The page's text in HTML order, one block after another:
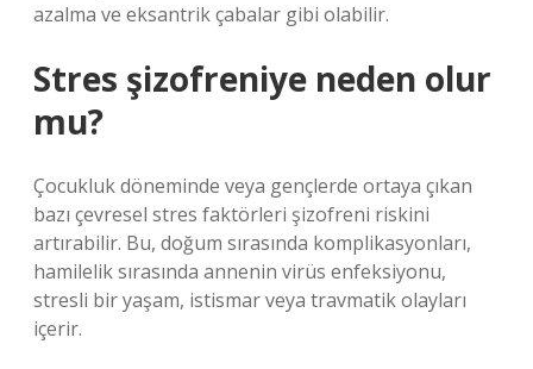
azalma ve eksantrik çabalar gibi olabilir.
Stres şizofreniye neden olur
mu?
Çocukluk döneminde veya gençlerde ortaya çıkan
bazı çevresel stres faktörleri şizofreni riskini
artırabilir. Bu, doğum sırasında komplikasyonları,
hamilelik sırasında annenin virüs enfeksiyonu,
stresli bir yaşam, istismar veya travmatik olayları
içerir.